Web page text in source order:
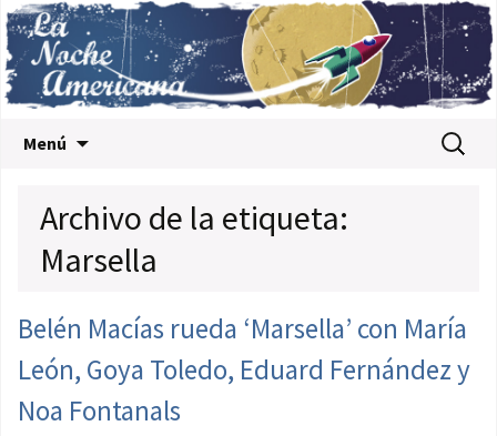
Menú Buscar:
Archivo de la etiqueta:
Marsella
Belén Macías rueda ‘Marsella’ con María
León, Goya Toledo, Eduard Fernández y
Noa Fontanals